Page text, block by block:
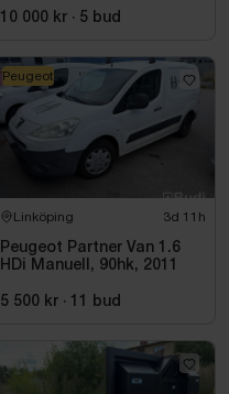
10 000 kr · 5 bud
Linköping 3d 11h
Peugeot Partner Van 1.6
HDi Manuell, 90hk, 2011
5 500 kr · 11 bud
Peugeot